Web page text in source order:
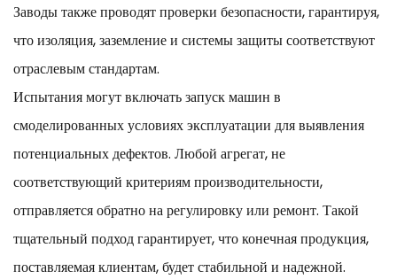
Заводы также проводят проверки безопасности, гарантируя,
что изоляция, заземление и системы защиты соответствуют
отраслевым стандартам.
Испытания могут включать запуск машин в
смоделированных условиях эксплуатации для выявления
потенциальных дефектов. Любой агрегат, не
соответствующий критериям производительности,
отправляется обратно на регулировку или ремонт. Такой
тщательный подход гарантирует, что конечная продукция,
поставляемая клиентам, будет стабильной и надежной.